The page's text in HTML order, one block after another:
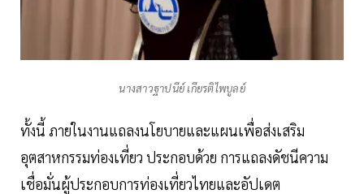
นางสาวฐาปนีย์ เกียรติไพบูลย์
ทั้งนี้ ภายในงานแถลงนโยบายและแผนเพื่อส่งเสริม
อุตสาหกรรมท่องเที่ยว ประกอบด้วย การแถลงดัชนีความ
เชื่อมั่นผู้ประกอบการท่องเที่ยวไทยและอัปเดต